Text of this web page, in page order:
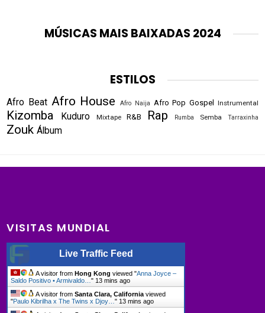
MÚSICAS MAIS BAIXADAS 2024
ESTILOS
Afro Beat Afro House Afro Naija Afro Pop Gospel Instrumental
Kizomba Kuduro Mixtape R&B Rap Rumba Semba Tarraxinha
Zouk Álbum
VISITAS MUNDIAL
Live Traffic Feed
A visitor from Hong Kong viewed "Anna Joyce –
Saldo Positivo • Armivaldo…"13 mins ago
A visitor fromSanta Clara, Californiaviewed
"Paulo Kibrilha x The Twins x Djoy…"13 mins ago